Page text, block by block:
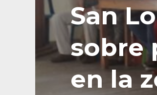
San
sobre
en la